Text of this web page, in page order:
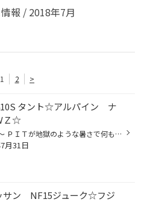
報 / 2018年7月
1 2 >
タント☆アルパイン ナ
Ｚ☆
溶ける～ ＰＩＴが地獄のような暑さで何もしていなくても汗がダラダラと。。。（＝＝） 今日は新車のタントにナビを取付ですよ～。ナビはこちら！ ナビパッケージ車なのでバックカメラが最初から付いてます！素敵！ スタート画面もかっこいい（＾＾）
月31日
ン NF15ジューク☆フジ